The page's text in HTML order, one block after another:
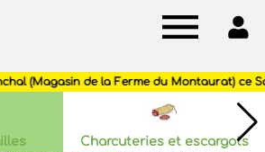
Charcuteries et escargots